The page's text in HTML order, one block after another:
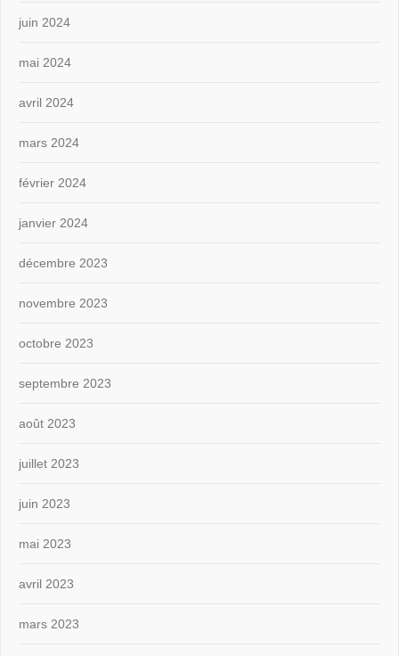
juin 2024
mai 2024
avril 2024
mars 2024
février 2024
janvier 2024
décembre 2023
novembre 2023
octobre 2023
septembre 2023
août 2023
juillet 2023
juin 2023
mai 2023
avril 2023
mars 2023